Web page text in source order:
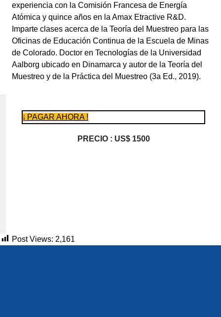
experiencia con la Comisión Francesa de Energía
Atómica y quince años en la Amax Etractive R&D.
Imparte clases acerca de la Teoría del Muestreo para las
Oficinas de Educación Continua de la Escuela de Minas
de Colorado. Doctor en Tecnologías de la Universidad
Aalborg ubicado en Dinamarca y autor de la Teoría del
Muestreo y de la Práctica del Muestreo (3a Ed., 2019).
¡ PAGAR AHORA !
PRECIO : US$ 1500
Post Views: 2,161